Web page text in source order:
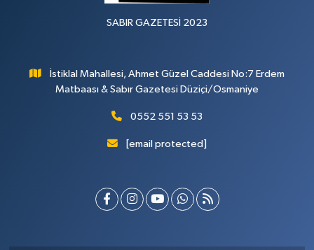
SABIR GAZETESİ 2023
İstiklal Mahallesi, Ahmet Güzel Caddesi No:7 Erdem
Matbaası & Sabır Gazetesi Düziçi/Osmaniye
0552 551 53 53
[email protected]